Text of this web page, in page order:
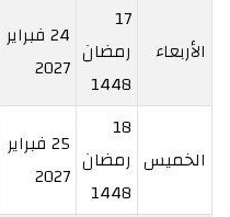
الأربعاء
17
رمضان
1448
24 فبراير
2027
الخميس
18
رمضان
1448
25 فبراير
2027